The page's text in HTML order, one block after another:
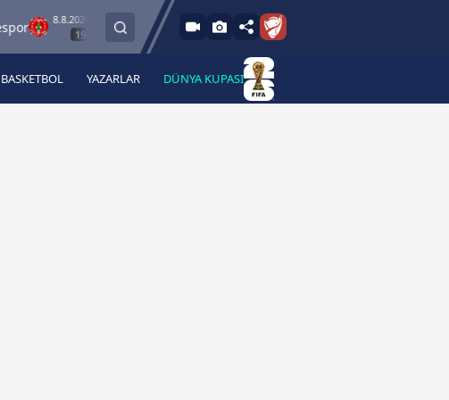
8.8.2026 - Cum
19:00
Mardin 1969 Spor Özbelsan Sivasspor
A Haber
A Haber Radyo
BASKETBOL YAZARLAR DÜNYA KUPASI